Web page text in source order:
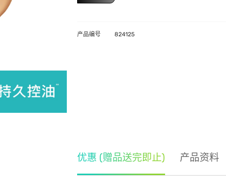
产品编号 824125
优惠 (赠品送完即止) 产品资料